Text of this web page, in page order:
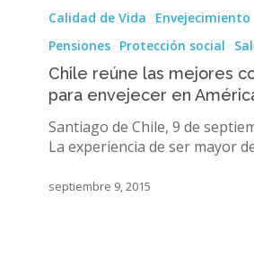
reúne
mejores
condiciones
para
envejecer
América
Calidad de Vida Envejecimiento
Pensiones Protección social
Chile reúne las mejores
para envejecer en
Santiago de Chile, 9 de
La experiencia de ser mayor
septiembre 9, 2015